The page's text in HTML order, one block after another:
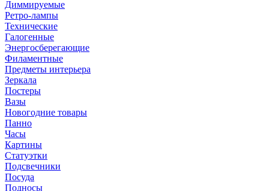
Диммируемые
Ретро-лампы
Технические
Галогенные
Энергосберегающие
Филаментные
Предметы интерьера
Зеркала
Постеры
Вазы
Новогодние товары
Панно
Часы
Картины
Статуэтки
Подсвечники
Посуда
Подносы